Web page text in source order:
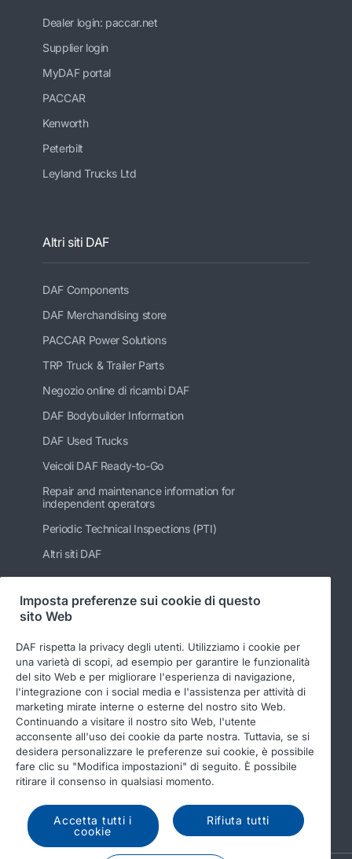
Dealer login: paccar.net
Supplier login
MyDAF portal
PACCAR
Kenworth
Peterbilt
Leyland Trucks Ltd
Altri siti DAF
DAF Components
DAF Merchandising store
PACCAR Power Solutions
TRP Truck & Trailer Parts
Negozio online di ricambi DAF
DAF Bodybuilder Information
DAF Used Trucks
Veicoli DAF Ready-to-Go
Repair and maintenance information for
independent operators
Periodic Technical Inspections (PTI)
Altri siti DAF
Seguici
© 2026 DAF Legal notice
Privacy statement
General conditions
DAF and cookies
Income Tax Report
Imposta preferenze sui cookie di questo
sito Web
DAF rispetta la privacy degli utenti. Utilizziamo i cookie per
una varietà di scopi, ad esempio per garantire le funzionalità
del sito Web e per migliorare l'esperienza di navigazione,
l'integrazione con i social media e l'assistenza per attività di
marketing mirate interne o esterne del nostro sito Web.
Continuando a visitare il nostro sito Web, l'utente
acconsente all'uso dei cookie da parte nostra. Tuttavia, se si
desidera personalizzare le preferenze sui cookie, è possibile
fare clic su "Modifica impostazioni" di seguito. È possibile
ritirare il consenso in qualsiasi momento.
Accetta tutti i
cookie
Rifiuta tutti